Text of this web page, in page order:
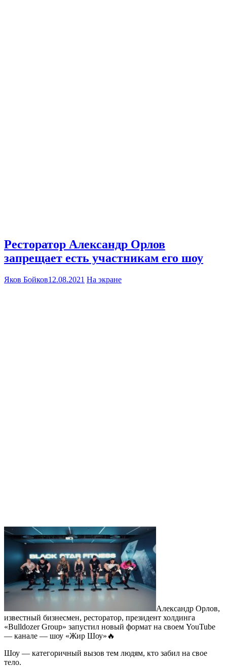
Ресторатор Александр Орлов
запрещает есть участникам его шоу
Яков Бойков12.08.2021 На экране
Александр Орлов,
известный бизнесмен, ресторатор, президент холдинга
«Bulldozer Group» запустил новый формат на своем YouTube
— канале — шоу «Жир Шоу»🔥
Шоу — категоричный вызов тем людям, кто забил на свое
тело.